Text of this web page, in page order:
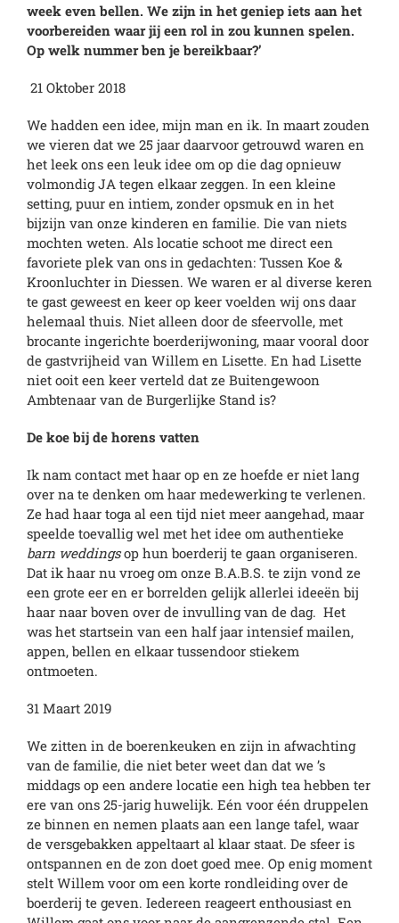
week even bellen. We zijn in het geniep iets aan het
voorbereiden waar jij een rol in zou kunnen spelen.
Op welk nummer ben je bereikbaar?’
21 Oktober 2018
We hadden een idee, mijn man en ik. In maart zouden
we vieren dat we 25 jaar daarvoor getrouwd waren en
het leek ons een leuk idee om op die dag opnieuw
volmondig JA tegen elkaar zeggen. In een kleine
setting, puur en intiem, zonder opsmuk en in het
bijzijn van onze kinderen en familie. Die van niets
mochten weten. Als locatie schoot me direct een
favoriete plek van ons in gedachten: Tussen Koe &
Kroonluchter in Diessen. We waren er al diverse keren
te gast geweest en keer op keer voelden wij ons daar
helemaal thuis. Niet alleen door de sfeervolle, met
brocante ingerichte boerderijwoning, maar vooral door
de gastvrijheid van Willem en Lisette. En had Lisette
niet ooit een keer verteld dat ze Buitengewoon
Ambtenaar van de Burgerlijke Stand is?
De koe bij de horens vatten
Ik nam contact met haar op en ze hoefde er niet lang
over na te denken om haar medewerking te verlenen.
Ze had haar toga al een tijd niet meer aangehad, maar
speelde toevallig wel met het idee om authentieke
barn weddingsop hun boerderij te gaan organiseren.
Dat ik haar nu vroeg om onze B.A.B.S. te zijn vond ze
een grote eer en er borrelden gelijk allerlei ideeën bij
haar naar boven over de invulling van de dag. Het
was het startsein van een half jaar intensief mailen,
appen, bellen en elkaar tussendoor stiekem
ontmoeten.
31 Maart 2019
We zitten in de boerenkeuken en zijn in afwachting
van de familie, die niet beter weet dan dat we ’s
middags op een andere locatie een high tea hebben ter
ere van ons 25-jarig huwelijk. Eén voor één druppelen
ze binnen en nemen plaats aan een lange tafel, waar
de versgebakken appeltaart al klaar staat. De sfeer is
ontspannen en de zon doet goed mee. Op enig moment
stelt Willem voor om een korte rondleiding over de
boerderij te geven. Iedereen reageert enthousiast en